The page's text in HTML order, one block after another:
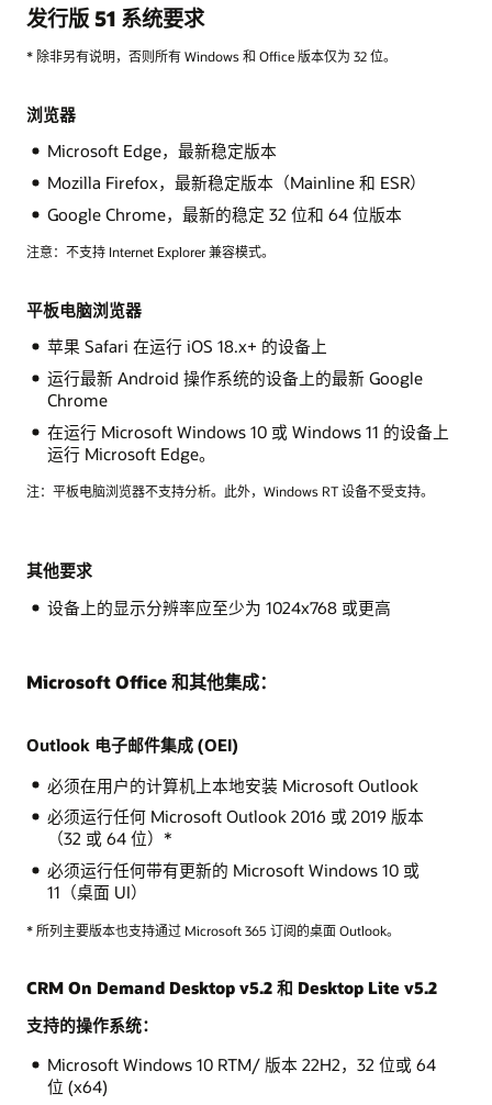
发行版 51 系统要求
* 除非另有说明，否则所有 Windows 和 Office 版本仅为 32 位。
浏览器
Microsoft Edge，最新稳定版本
Mozilla Firefox，最新稳定版本（Mainline 和 ESR）
Google Chrome，最新的稳定 32 位和 64 位版本
注意：不支持 Internet Explorer 兼容模式。
平板电脑浏览器
苹果 Safari 在运行 iOS 18.x+ 的设备上
运行最新 Android 操作系统的设备上的最新 Google
Chrome
在运行 Microsoft Windows 10 或 Windows 11 的设备上
运行 Microsoft Edge。
注：平板电脑浏览器不支持分析。此外，Windows RT 设备不受支持。
其他要求
设备上的显示分辨率应至少为 1024x768 或更高
Microsoft Office 和其他集成：
Outlook 电子邮件集成 (OEI)
必须在用户的计算机上本地安装 Microsoft Outlook
必须运行任何 Microsoft Outlook 2016 或 2019 版本
（32 或 64 位）*
必须运行任何带有更新的 Microsoft Windows 10 或
11（桌面 UI）
* 所列主要版本也支持通过 Microsoft 365 订阅的桌面 Outlook。
CRM On Demand Desktop v5.2 和 Desktop Lite v5.2
支持的操作系统：
Microsoft Windows 10 RTM/ 版本 22H2，32 位或 64
位 (x64)